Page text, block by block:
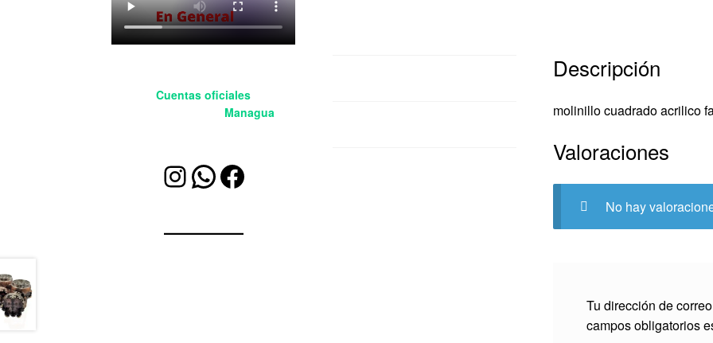
Descripción
molinillo cuadrado acrilico
Valoraciones
No hay
Tu dirección de
campos obligatorios
Cuentas oficiales
Managua
Instagram
WhatsApp
Facebook